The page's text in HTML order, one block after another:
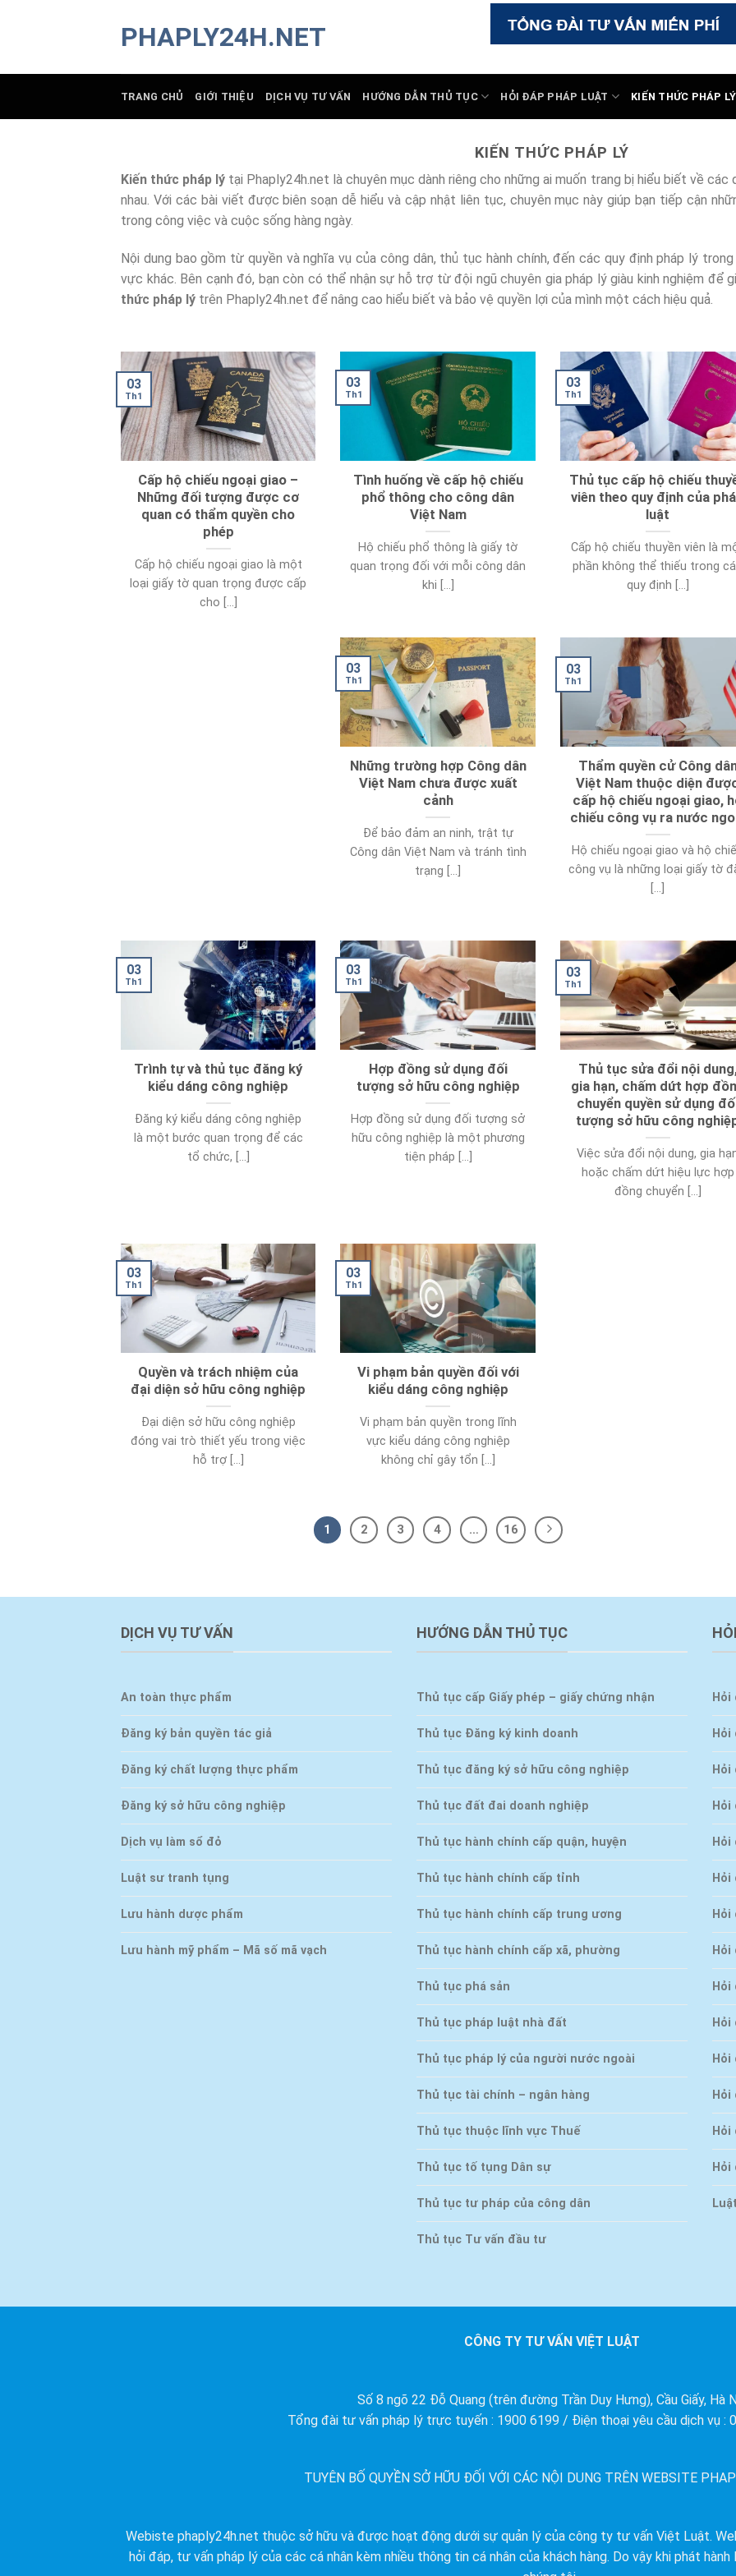
dung
PHAPLY24H.NET
TRANG CHỦ GIỚI THIỆU DỊCH VỤ TƯ VẤN HƯỚNG DẪN THỦ TỤC HỎI ĐÁP PHÁP LUẬT KIẾN THỨC PHÁP LÝ
KIẾN THỨC PHÁP LÝ
Kiến thức pháp lý tại Phaply24h.net là chuyên mục dành riêng cho những ai muốn trang bị hiểu biết về
nhau. Với các bài viết được biên soạn dễ hiểu và cập nhật liên tục, chuyên mục này giúp bạn tiếp cận
trong công việc và cuộc sống hàng ngày.
Nội dung bao gồm từ quyền và nghĩa vụ của công dân, thủ tục hành chính, đến các quy định pháp lý
vực khác. Bên cạnh đó, bạn còn có thể nhận sự hỗ trợ từ đội ngũ chuyên gia pháp lý giàu kinh nghiệm
thức pháp lý trên Phaply24h.net để nâng cao hiểu biết và bảo vệ quyền lợi của mình một cách hiệu quả.
Cấp hộ chiếu ngoại giao –
Những đối tượng được cơ
quan có thẩm quyền cho
phép
Cấp hộ chiếu ngoại giao là một
loại giấy tờ quan trọng được cấp
cho [...]
03
Th1
Tình huống về cấp hộ chiếu
phổ thông cho công dân
Việt Nam
Hộ chiếu phổ thông là giấy tờ
quan trọng đối với mỗi công dân
khi [...]
03
Th1
Thủ tục cấp hộ chiếu
viên theo quy định của
luật
Cấp hộ chiếu thuyền viên là
phần không thể thiếu trong
quy định [...]
03
Th1
Những trường hợp Công dân
Việt Nam chưa được xuất
cảnh
Để bảo đảm an ninh, trật tự
Công dân Việt Nam và tránh tình
trạng [...]
03
Th1
Thẩm quyền cử Công
Việt Nam thuộc diện
cấp hộ chiếu ngoại giao,
chiếu công vụ ra nước
Hộ chiếu ngoại giao và hộ
công vụ là những loại giấy tờ
[...]
03
Th1
Trình tự và thủ tục đăng ký
kiểu dáng công nghiệp
Đăng ký kiểu dáng công nghiệp
là một bước quan trọng để các
tổ chức, [...]
03
Th1
Hợp đồng sử dụng đối
tượng sở hữu công nghiệp
Hợp đồng sử dụng đối tượng sở
hữu công nghiệp là một phương
tiện pháp [...]
03
Th1
Thủ tục sửa đổi nội
gia hạn, chấm dứt hợp
chuyển quyền sử dụng
tượng sở hữu công
Việc sửa đổi nội dung, gia
hoặc chấm dứt hiệu lực hợp
đồng chuyển [...]
03
Th1
Quyền và trách nhiệm của
đại diện sở hữu công nghiệp
Đại diện sở hữu công nghiệp
đóng vai trò thiết yếu trong việc
hỗ trợ [...]
03
Th1
Vi phạm bản quyền đối với
kiểu dáng công nghiệp
Vi phạm bản quyền trong lĩnh
vực kiểu dáng công nghiệp
không chỉ gây tổn [...]
03
Th1
1 2 3 4 … 16
DỊCH VỤ TƯ VẤN
An toàn thực phẩm
Đăng ký bản quyền tác giả
Đăng ký chất lượng thực phẩm
Đăng ký sở hữu công nghiệp
Dịch vụ làm sổ đỏ
Luật sư tranh tụng
Lưu hành dược phẩm
Lưu hành mỹ phẩm – Mã số mã vạch
HƯỚNG DẪN THỦ TỤC
Thủ tục cấp Giấy phép – giấy chứng nhận
Thủ tục Đăng ký kinh doanh
Thủ tục đăng ký sở hữu công nghiệp
Thủ tục đất đai doanh nghiệp
Thủ tục hành chính cấp quận, huyện
Thủ tục hành chính cấp tỉnh
Thủ tục hành chính cấp trung ương
Thủ tục hành chính cấp xã, phường
Thủ tục phá sản
Thủ tục pháp luật nhà đất
Thủ tục pháp lý của người nước ngoài
Thủ tục tài chính – ngân hàng
Thủ tục thuộc lĩnh vực Thuế
Thủ tục tố tụng Dân sự
Thủ tục tư pháp của công dân
Thủ tục Tư vấn đầu tư
Hỏi
CÔNG TY TƯ VẤN VIỆT LUẬT
Số 8 ngõ 22 Đỗ Quang (trên đường Trần Duy Hưng), Cầu Giấy, Hà
Tổng đài tư vấn pháp lý trực tuyến : 1900 6199 / Điện thoại yêu cầu dịch vụ :
TUYÊN BỐ QUYỀN SỞ HỮU ĐỐI VỚI CÁC NỘI DUNG TRÊN WEBSITE
Webiste phaply24h.net thuộc sở hữu và được hoạt động dưới sự quản lý của công ty tư vấn Việt Luật.
hỏi đáp, tư vấn pháp lý của các cá nhân kèm nhiều thông tin cá nhân của khách hàng. Do vậy khi phát